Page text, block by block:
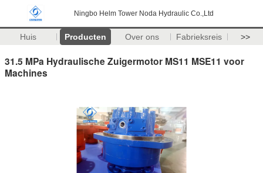
Ningbo Helm Tower Noda Hydraulic Co.,Ltd
Huis Producten Over ons Fabrieksreis >>
31.5 MPa Hydraulische Zuigermotor MS11 MSE11 voor
Machines